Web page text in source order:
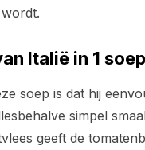
Italië in 1
soep is dat hij
simpel
geeft de